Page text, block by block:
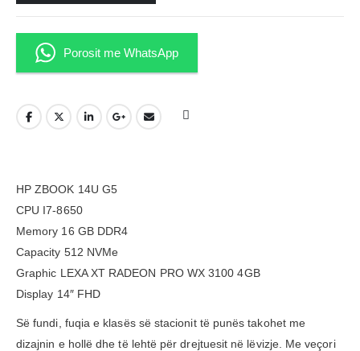
Porosit me WhatsApp
HP ZBOOK 14U G5
CPU I7-8650
Memory 16 GB DDR4
Capacity 512 NVMe
Graphic LEXA XT RADEON PRO WX 3100 4GB
Display 14″ FHD
Së fundi, fuqia e klasës së stacionit të punës takohet me
dizajnin e hollë dhe të lehtë për drejtuesit në lëvizje. Me veçori